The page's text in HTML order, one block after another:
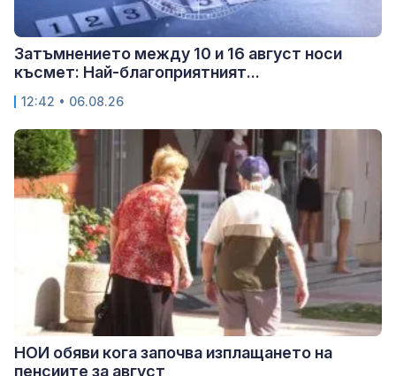
Затъмнението между 10 и 16 август носи
късмет: Най-благоприятният...
12:42 • 06.08.26
НОИ обяви кога започва изплащането на
пенсиите за август